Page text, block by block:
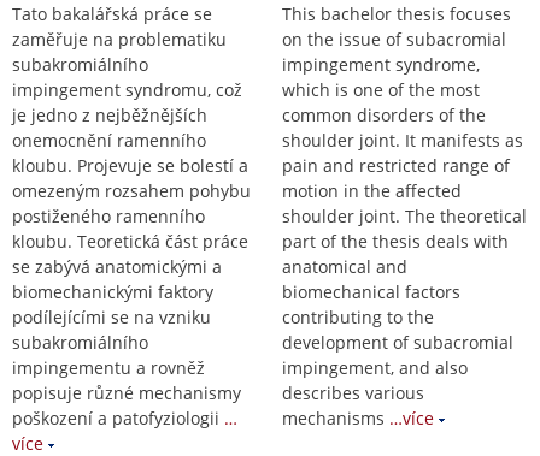
Tato bakalářská práce se
zaměřuje na problematiku
subakromiálního
impingement syndromu, což
je jedno z nejběžnějších
onemocnění ramenního
kloubu. Projevuje se bolestí a
omezeným rozsahem pohybu
postiženého ramenního
kloubu. Teoretická část práce
se zabývá anatomickými a
biomechanickými faktory
podílejícími se na vzniku
subakromiálního
impingementu a rovněž
popisuje různé mechanismy
poškození a patofyziologii …
více
This bachelor thesis focuses
on the issue of subacromial
impingement syndrome,
which is one of the most
common disorders of the
shoulder joint. It manifests as
pain and restricted range of
motion in the affected
shoulder joint. The theoretical
part of the thesis deals with
anatomical and
biomechanical factors
contributing to the
development of subacromial
impingement, and also
describes various
mechanisms …více